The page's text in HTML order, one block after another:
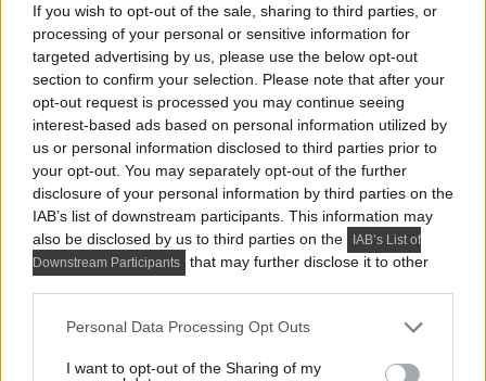
If you wish to opt-out of the sale, sharing to third parties, or
processing of your personal or sensitive information for
targeted advertising by us, please use the below opt-out
section to confirm your selection. Please note that after your
opt-out request is processed you may continue seeing
interest-based ads based on personal information utilized by
us or personal information disclosed to third parties prior to
your opt-out. You may separately opt-out of the further
disclosure of your personal information by third parties on the
IAB’s list of downstream participants. This information may
also be disclosed by us to third parties on the
IAB’s List of
Downstream Participants
that may further disclose it to other
Please note that this website/app uses one or more Google
not limited to your visit or usage behaviour. You may click to
Personal Data Processing Opt Outs
I want to opt-out of the Sharing of my